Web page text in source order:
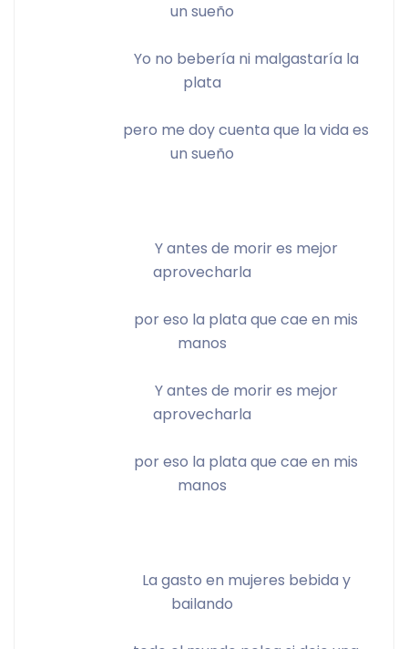
un sueño
plata
un sueño
aprovecharla
manos
aprovecharla
manos
bailando